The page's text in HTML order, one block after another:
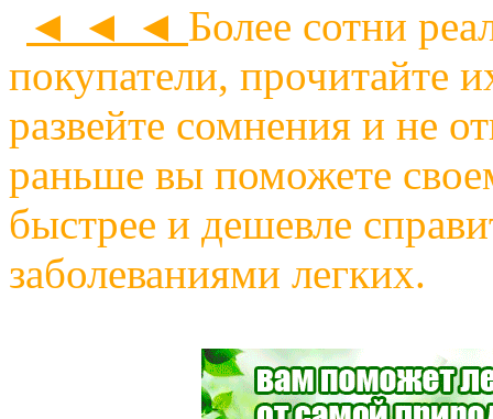
◄ ◄ ◄ Более сотни
покупатели, прочитайте
развейте сомнения и не
раньше вы поможете
быстрее и дешевле
заболеваниями легких.